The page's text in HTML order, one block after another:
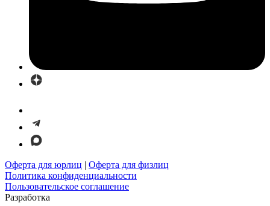
Оферта для юрлиц | Оферта для физлиц
Политика конфиденциальности
Пользовательское соглашение
Разработка